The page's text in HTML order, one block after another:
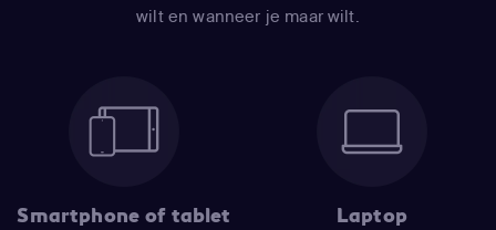
wilt en wanneer je maar wilt.
Smartphone of tablet Laptop